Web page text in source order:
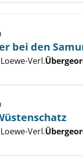
bei
bei den
Verl.
Verl.